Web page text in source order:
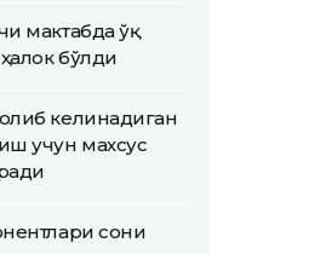
мактабда ўқ
бўлди
келинадиган
учун махсус
сони